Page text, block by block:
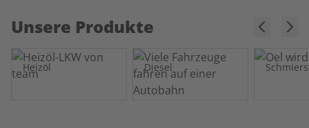
Unsere Produkte
Heizöl Diesel